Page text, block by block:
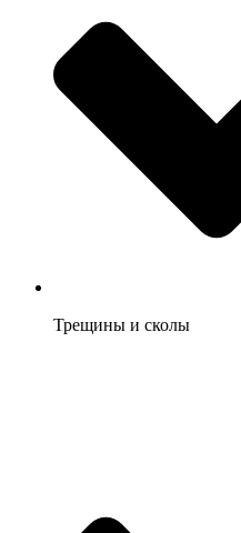
Трещины и сколы